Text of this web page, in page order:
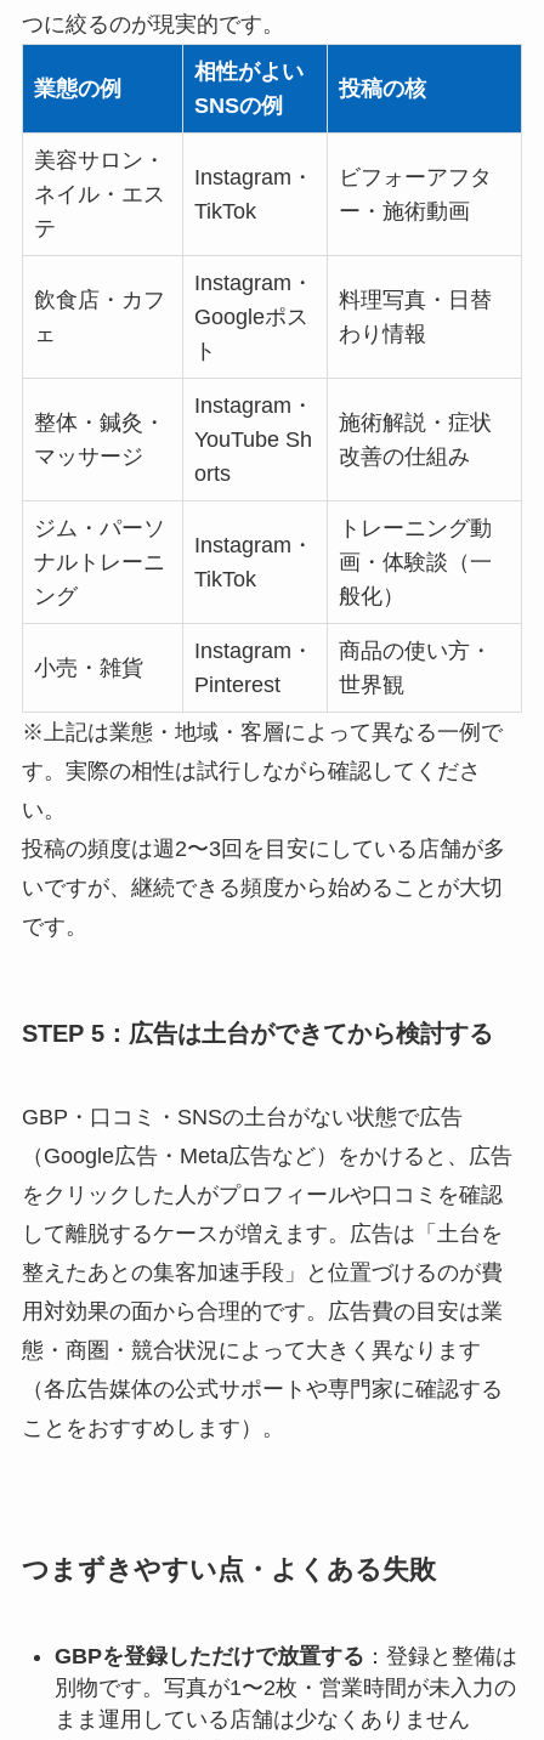
つに絞るのが現実的です。
業態の例
相性がよい
SNSの例
投稿の核
美容サロン・
ネイル・エス
テ
Instagram・
TikTok
ビフォーアフタ
ー・施術動画
飲食店・カフ
ェ
Instagram・
Googleポス
ト
料理写真・日替
わり情報
整体・鍼灸・
マッサージ
Instagram・
YouTube Sh
orts
施術解説・症状
改善の仕組み
ジム・パーソ
ナルトレーニ
ング
Instagram・
TikTok
トレーニング動
画・体験談（一
般化）
小売・雑貨
Instagram・
Pinterest
商品の使い方・
世界観
※上記は業態・地域・客層によって異なる一例で
す。実際の相性は試行しながら確認してくださ
い。
投稿の頻度は週2〜3回を目安にしている店舗が多
いですが、継続できる頻度から始めることが大切
です。
STEP 5：広告は土台ができてから検討する
GBP・口コミ・SNSの土台がない状態で広告
（Google広告・Meta広告など）をかけると、広告
をクリックした人がプロフィールや口コミを確認
して離脱するケースが増えます。広告は「土台を
整えたあとの集客加速手段」と位置づけるのが費
用対効果の面から合理的です。広告費の目安は業
態・商圏・競合状況によって大きく異なります
（各広告媒体の公式サポートや専門家に確認する
ことをおすすめします）。
つまずきやすい点・よくある失敗
GBPを登録しただけで放置する ：登録と整備は
別物です。写真が1〜2枚・営業時間が未入力の
まま運用している店舗は少なくありません